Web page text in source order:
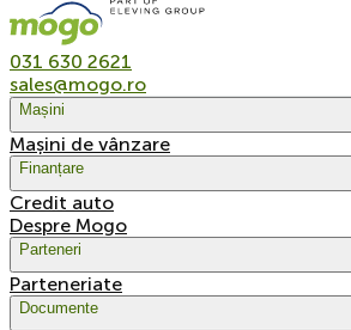
031 630 2621
sales@mogo.ro
Mașini
Mașini de vânzare
Finanțare
Credit auto
Despre Mogo
Parteneri
Parteneriate
Documente